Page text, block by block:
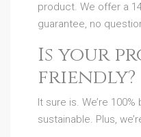
product. We offer a
guarantee, no
Is your
friendly?
It sure is. We’re
sustainable. Plus,